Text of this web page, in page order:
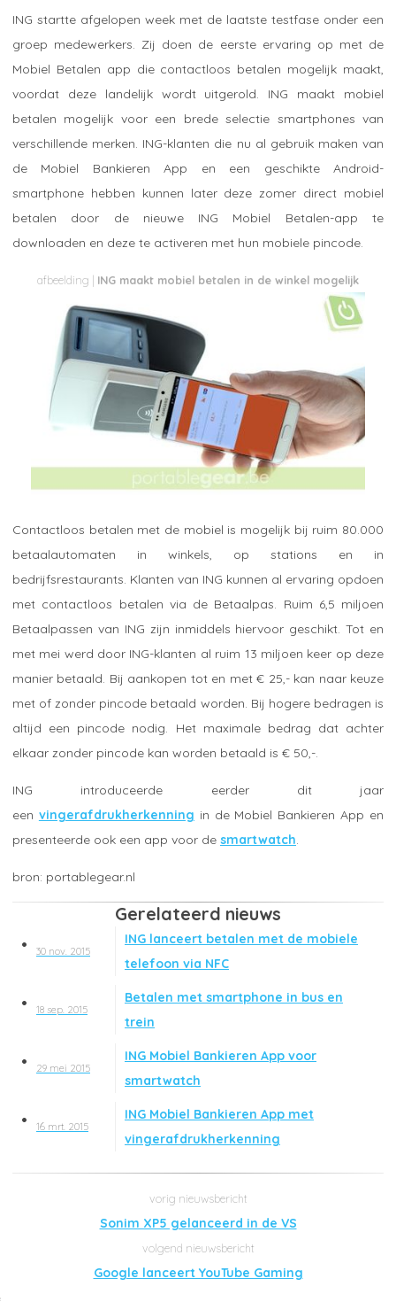
ING startte afgelopen week met de laatste testfase onder een
groep medewerkers. Zij doen de eerste ervaring op met de
Mobiel Betalen app die contactloos betalen mogelijk maakt,
voordat deze landelijk wordt uitgerold. ING maakt mobiel
betalen mogelijk voor een brede selectie smartphones van
verschillende merken. ING-klanten die nu al gebruik maken van
de Mobiel Bankieren App en een geschikte Android-
smartphone hebben kunnen later deze zomer direct mobiel
betalen door de nieuwe ING Mobiel Betalen-app te
downloaden en deze te activeren met hun mobiele pincode.
ING maakt mobiel betalen in de winkel mogelijk
Contactloos betalen met de mobiel is mogelijk bij ruim 80.000
betaalautomaten in winkels, op stations en in
bedrijfsrestaurants. Klanten van ING kunnen al ervaring opdoen
met contactloos betalen via de Betaalpas. Ruim 6,5 miljoen
Betaalpassen van ING zijn inmiddels hiervoor geschikt. Tot en
met mei werd door ING-klanten al ruim 13 miljoen keer op deze
manier betaald. Bij aankopen tot en met € 25,- kan naar keuze
met of zonder pincode betaald worden. Bij hogere bedragen is
altijd een pincode nodig. Het maximale bedrag dat achter
elkaar zonder pincode kan worden betaald is € 50,-.
ING introduceerde eerder dit jaar
een vingerafdrukherkenning in de Mobiel Bankieren App en
presenteerde ook een app voor de smartwatch
portablegear.nl
Gerelateerd nieuws
30 nov. 2015
ING lanceert betalen met de mobiele
telefoon via NFC
18 sep. 2015
Betalen met smartphone in bus en
trein
29 mei 2015
ING Mobiel Bankieren App voor
smartwatch
16 mrt. 2015
ING Mobiel Bankieren App met
vingerafdrukherkenning
Sonim XP5 gelanceerd in de VS
Google lanceert YouTube Gaming